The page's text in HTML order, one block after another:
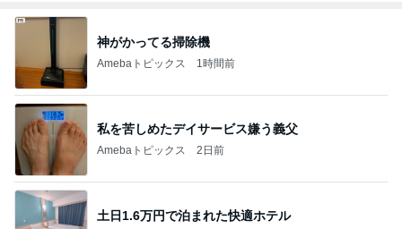
神がかってる掃除機
Amebaトピックス 1時間前
私を苦しめたデイサービス嫌う義父
Amebaトピックス 2日前
土日1.6万円で泊まれた快適ホテル